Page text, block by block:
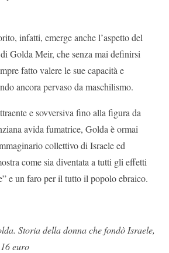
infatti, emerge anche l’aspetto del
Golda Meir, che senza mai definirsi
fatto valere le sue capacità e
ancora pervaso da maschilismo.
e sovversiva fino alla figura da
avida fumatrice, Golda è ormai
collettivo di Israele ed
come sia diventata a tutti gli effetti
e un faro per il tutto il popolo ebraico.
Storia della donna che fondò Israele,
euro